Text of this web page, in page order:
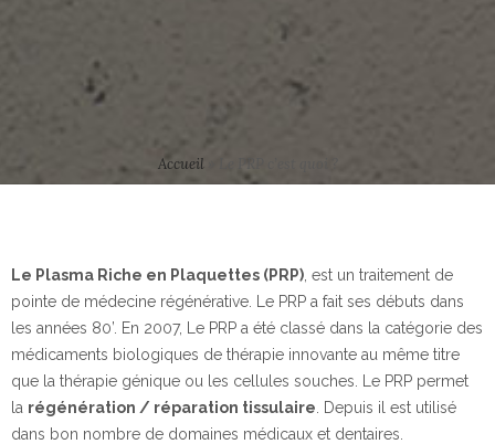
Accueil»
Le Plasma Riche en Plaquettes (PRP) , est un traitement de
pointe de médecine régénérative. Le PRP a fait ses débuts dans
les années 80’. En 2007, Le PRP a été classé dans la catégorie des
médicaments biologiques de thérapie innovante au même titre
que la thérapie génique ou les cellules souches. Le PRP permet
la régénération / réparation tissulaire . Depuis il est utilisé
dans bon nombre de domaines médicaux et dentaires.